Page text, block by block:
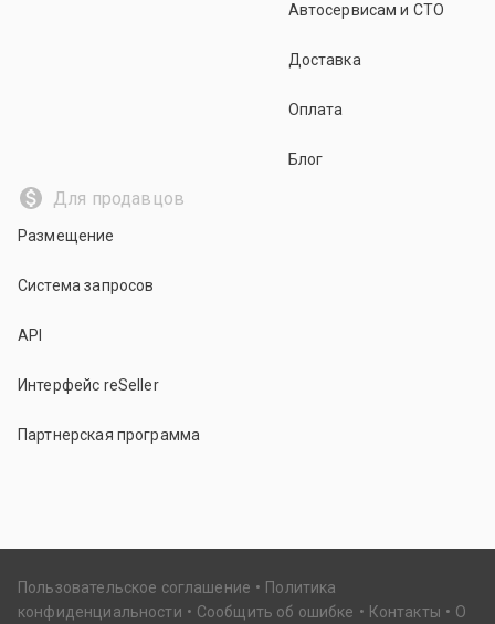
Автосервисам и СТО
Доставка
Оплата
Блог
Для продавцов
Размещение
Система запросов
API
Интерфейс reSeller
Партнерская программа
Пользовательское соглашение
Политика
конфиденциальности
Сообщить об ошибке Контакты О